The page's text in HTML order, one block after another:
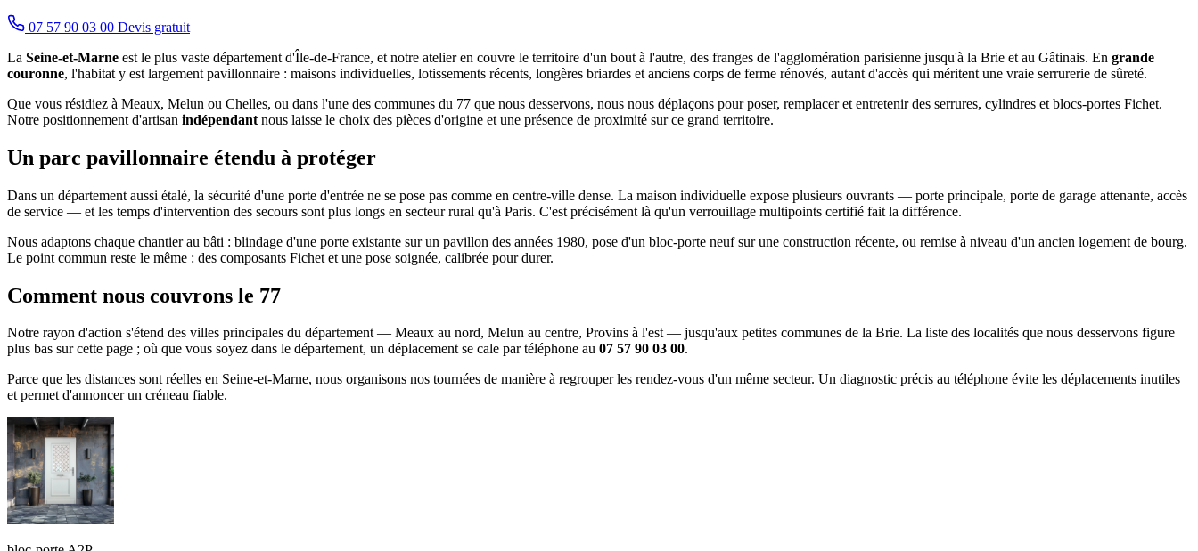
07 57 90 03 00 Devis gratuit
La Seine-et-Marne est le plus vaste département d'Île-de-France, et notre atelier en couvre le territoire d'un bout à l'autre, des franges de l'agglomération parisienne jusqu'à la Brie et au Gâtinais. En grande
couronne, l'habitat y est largement pavillonnaire : maisons individuelles, lotissements récents, longères briardes et anciens corps de ferme rénovés, autant d'accès qui méritent une vraie serrurerie de sûreté.
Que vous résidiez à Meaux, Melun ou Chelles, ou dans l'une des communes du 77 que nous desservons, nous nous déplaçons pour poser, remplacer et entretenir des serrures, cylindres et blocs-portes Fichet.
Notre positionnement d'artisan indépendant nous laisse le choix des pièces d'origine et une présence de proximité sur ce grand territoire.
Un parc pavillonnaire étendu à protéger
Dans un département aussi étalé, la sécurité d'une porte d'entrée ne se pose pas comme en centre-ville dense. La maison individuelle expose plusieurs ouvrants — porte principale, porte de garage attenante, accès
de service — et les temps d'intervention des secours sont plus longs en secteur rural qu'à Paris. C'est précisément là qu'un verrouillage multipoints certifié fait la différence.
Nous adaptons chaque chantier au bâti : blindage d'une porte existante sur un pavillon des années 1980, pose d'un bloc-porte neuf sur une construction récente, ou remise à niveau d'un ancien logement de bourg.
Le point commun reste le même : des composants Fichet et une pose soignée, calibrée pour durer.
Comment nous couvrons le 77
Notre rayon d'action s'étend des villes principales du département — Meaux au nord, Melun au centre, Provins à l'est — jusqu'aux petites communes de la Brie. La liste des localités que nous desservons figure
plus bas sur cette page ; où que vous soyez dans le département, un déplacement se cale par téléphone au 07 57 90 03 00.
Parce que les distances sont réelles en Seine-et-Marne, nous organisons nos tournées de manière à regrouper les rendez-vous d'un même secteur. Un diagnostic précis au téléphone évite les déplacements inutiles
et permet d'annoncer un créneau fiable.